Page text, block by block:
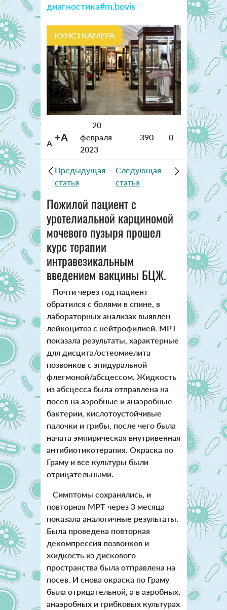
диагностика#m.bovis
КУНСТКАМЕРА
-
A +A
20
февраля
2023
390 0
Предыдущая
статья
Следующая
статья
Пожилой пациент с
уротелиальной карциномой
мочевого пузыря прошел
курс терапии
интравезикальным
введением вакцины БЦЖ.
Почти через год пациент
обратился с болями в спине, в
лабораторных анализах выявлен
лейкоцитоз с нейтрофилией. МРТ
показала результаты, характерные
для дисцита/остеомиелита
позвонков с эпидуральной
флегмоной/абсцессом. Жидкость
из абсцесса была отправлена на
посев на аэробные и анаэробные
бактерии, кислотоустойчивые
палочки и грибы, после чего была
начата эмпирическая внутривенная
антибиотикотерапия. Окраска по
Граму и все культуры были
отрицательными.
Симптомы сохранялись, и
повторная МРТ через 3 месяца
показала аналогичные результаты.
Была проведена повторная
декомпрессия позвонков и
жидкость из дискового
пространства была отправлена на
посев. И снова окраска по Граму
была отрицательной, а в аэробных,
анаэробных и грибковых культурах